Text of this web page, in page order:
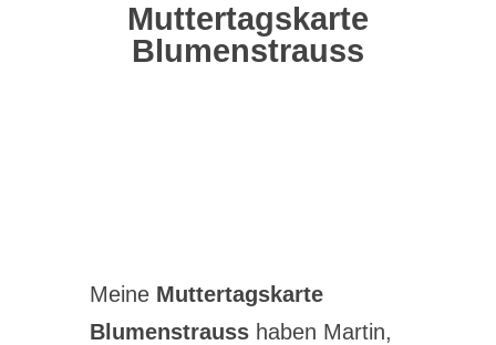
Muttertagskarte
Blumenstrauss
MeineMuttertagskarte
Blumenstrausshaben Martin,